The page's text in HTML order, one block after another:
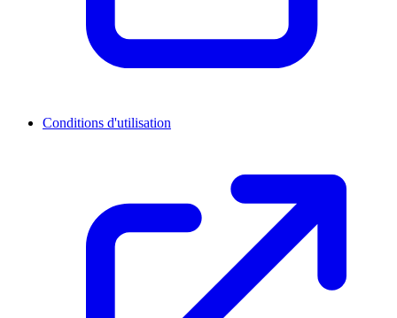
Conditions d'utilisation